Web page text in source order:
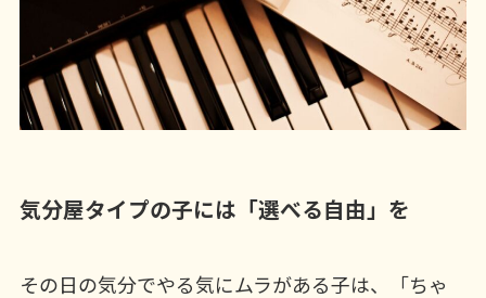
気分屋タイプの子には「選べる自由」を
その日の気分でやる気にムラがある子は、「ちゃ